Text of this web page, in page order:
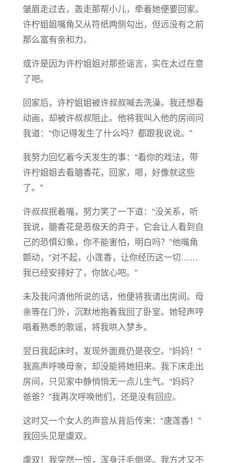
皱眉走过去，轰走那帮小儿，牵着她便要回家。
许柠姐姐嘴角又从符纸两侧勾出，但远没有之前
那么富有亲和力。
或许是因为许柠姐姐对那些谣言，实在太过在意
了吧。
回家后，许柠姐姐被许叔叔喊去洗澡。我还想看
动画，却被许叔叔阻止。他将我叫入他的房间问
我道：“你记得发生了什么吗？都跟我说说。”
我努力回忆着今天发生的事：“看你的戏法，带
许柠姐姐去看臆香花，回家，嗯，好像就这些
了。”
许叔叔抿着嘴，努力笑了一下道：“没关系，听
我说，臆香花是恶极天的弃子，它会让人看到自
己的恐惧幻象，你不能害怕，明白吗？”他嘴角
颤动，“对不起，小莲香，让你经历这一切……
我已经安排好了，你放心吧。”
未及我问清他所说的话，他便将我请出房间。母
亲等在门外，沉默地抱着我回了卧室。她轻声哼
唱着熟悉的歌谣，将我哄入梦乡。
翌日我起床时，发现外面竟仍是夜空。“妈妈！”
我高声呼唤母亲，却没能将她招来。我下床走出
房间，只见家中静悄悄无一点儿生气。“妈妈？
爸爸？”我再次呼唤他们，还是没有回应。
这时又一个女人的声音从背后传来：“唐莲香！”
我回头见是虞双。
虞双！我突然一惊，浑身汗毛倒竖。我方才又不